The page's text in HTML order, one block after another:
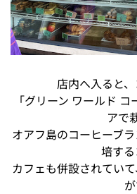
店内へ入ると
「グリーン ワールド
アで
オアフ島のコーヒーブ
培する
カフェも併設されてい